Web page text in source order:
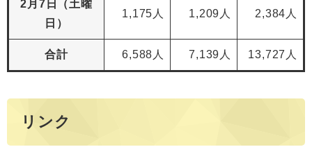
​2月7日（土曜
日）
1,175人 1,209人 2,384人
合計 6,588人 7,139人 13,727人
リンク